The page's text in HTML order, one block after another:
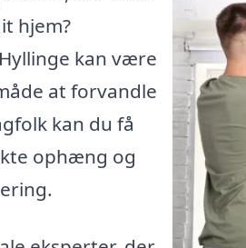
hjem?
kan være
at forvandle
kan du få
ophæng og